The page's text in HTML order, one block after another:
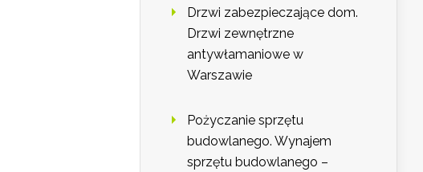
Drzwi zabezpieczające dom.
Drzwi zewnętrzne
antywłamaniowe w
Warszawie
Pożyczanie sprzętu
budowlanego. Wynajem
sprzętu budowlanego –